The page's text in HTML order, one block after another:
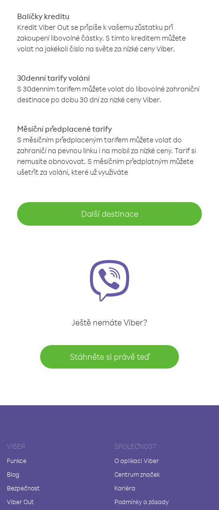
Balíčky kreditu
Kredit Viber Out se připíše k vašemu zůstatku při
zakoupení libovolné částky. S tímto kreditem můžete
volat na jakékoli číslo na světe za nízké ceny Viber.
30denní tarify volání
S 30denním tarifem můžete volat do libovolné zahraniční
destinace po dobu 30 dní za nízké ceny Viber.
Měsíční předplacené tarify
S měsíčním předplaceným tarifem můžete volat do
zahraničí na pevnou linku i na mobil za nízké ceny. Tarif si
nemusíte obnovovat. S měsíčním předplatným můžete
ušetřit za volání, které už využíváte
Další destinace
Ještě nemáte Viber?
Stáhněte si právě teď
VIBER
Funkce
Blog
Bezpečnost
Viber Out
SPOLEČNOST
O aplikaci Viber
Centrum značek
Kariéra
Podmínky a zásady